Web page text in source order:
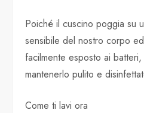
Poiché il cuscino poggia su
sensibile del nostro corpo
facilmente esposto ai
mantenerlo pulito e
Come ti lavi ora